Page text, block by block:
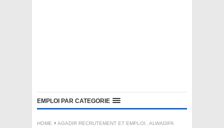
EMPLOI PAR CATEGORIE
HOME AGADIR RECRUTEMENT ET EMPLOI , ALWADIFA